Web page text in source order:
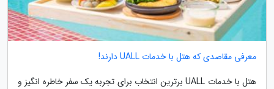
معرفی مقاصدی که هتل با خدمات UALL دارند!
هتل با خدمات UALL برترین انتخاب برای تجربه یک سفر خاطره انگیز و